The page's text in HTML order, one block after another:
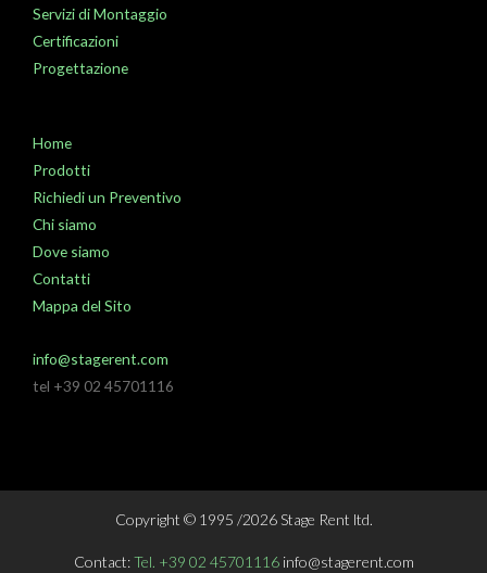
Servizi di Montaggio
Certificazioni
Progettazione
Home
Prodotti
Richiedi un Preventivo
Chi siamo
Dove siamo
Contatti
Mappa del Sito
info@stagerent.com
tel +39 02 45701116
Copyright © 1995 /2026 Stage Rent ltd.
Contact:Tel. +39 02 45701116 info@stagerent.com